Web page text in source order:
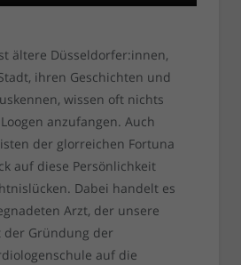
ältere Düsseldorfer:innen,
ihren Geschichten und
wissen oft nichts
anzufangen. Auch
der glorreichen Fortuna
auf diese Persönlichkeit
Dabei handelt es
Arzt, der unsere
der Gründung der
auf die